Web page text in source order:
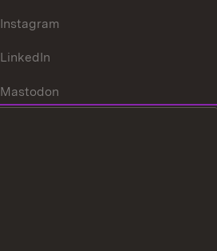
Instagram
LinkedIn
Mastodon